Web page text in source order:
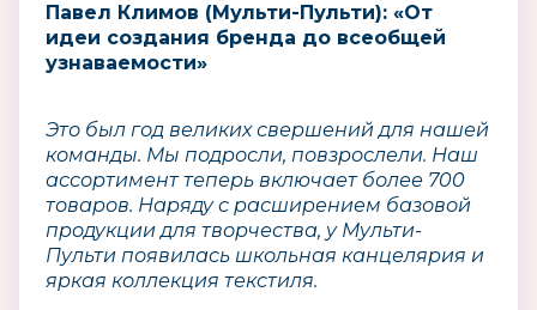
Павел Климов (Мульти-Пульти): «От
идеи создания бренда до всеобщей
узнаваемости»
Это был год великих свершений для нашей
команды. Мы подросли, повзрослели. Наш
ассортимент теперь включает более 700
товаров. Наряду с расширением базовой
продукции для творчества, у Мульти-
Пульти появилась школьная канцелярия и
яркая коллекция текстиля.